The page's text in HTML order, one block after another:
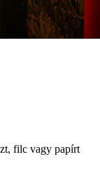
filc vagy papírt